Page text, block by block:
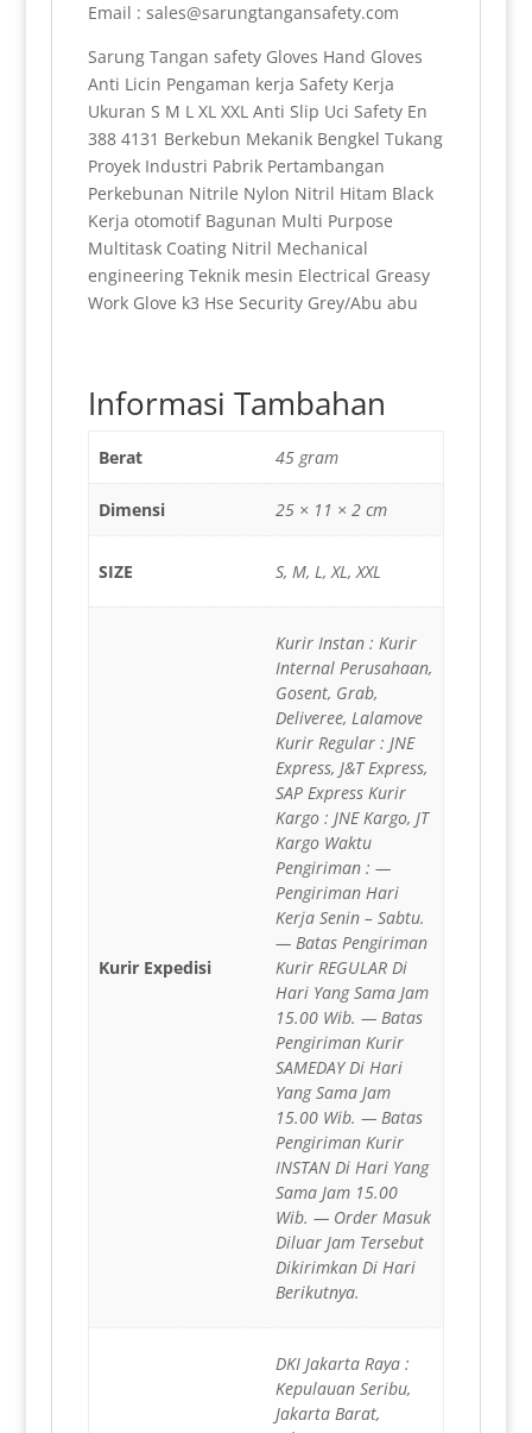
Email : sales@sarungtangansafety.com
Sarung Tangan safety Gloves Hand Gloves
Anti Licin Pengaman kerja Safety Kerja
Ukuran S M L XL XXL Anti Slip Uci Safety En
388 4131 Berkebun Mekanik Bengkel Tukang
Proyek Industri Pabrik Pertambangan
Perkebunan Nitrile Nylon Nitril Hitam Black
Kerja otomotif Bagunan Multi Purpose
Multitask Coating Nitril Mechanical
engineering Teknik mesin Electrical Greasy
Work Glove k3 Hse Security Grey/Abu abu
Informasi Tambahan
Berat 45 gram
Dimensi 25 × 11 × 2 cm
SIZE S, M, L, XL, XXL
Kurir Expedisi
Kurir Instan : Kurir
Internal Perusahaan,
Gosent, Grab,
Deliveree, Lalamove
Kurir Regular : JNE
Express, J&T Express,
SAP Express Kurir
Kargo : JNE Kargo, JT
Kargo Waktu
Pengiriman : —
Pengiriman Hari
Kerja Senin – Sabtu.
— Batas Pengiriman
Kurir REGULAR Di
Hari Yang Sama Jam
15.00 Wib. — Batas
Pengiriman Kurir
SAMEDAY Di Hari
Yang Sama Jam
15.00 Wib. — Batas
Pengiriman Kurir
INSTAN Di Hari Yang
Sama Jam 15.00
Wib. — Order Masuk
Diluar Jam Tersebut
Dikirimkan Di Hari
Berikutnya.
DKI Jakarta Raya :
Kepulauan Seribu,
Jakarta Barat,